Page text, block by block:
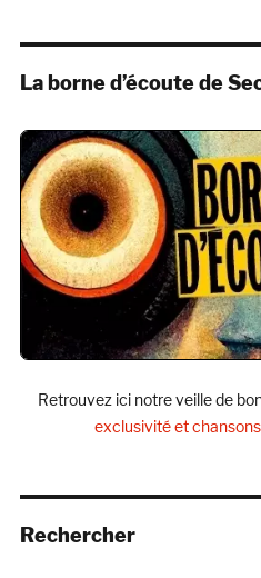
La borne d’écoute de
Retrouvez ici notre veille de
exclusivité et
Rechercher